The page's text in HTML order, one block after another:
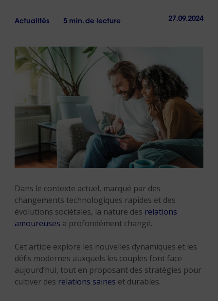
Actualités 5 min. de lecture 27.09.2024
Dans le contexte actuel, marqué par des
changements technologiques rapides et des
évolutions sociétales, la nature des relations
amoureuses a profondément changé.
Cet article explore les nouvelles dynamiques et les
défis modernes auxquels les couples font face
aujourd’hui, tout en proposant des stratégies pour
cultiver des relations saines et durables.